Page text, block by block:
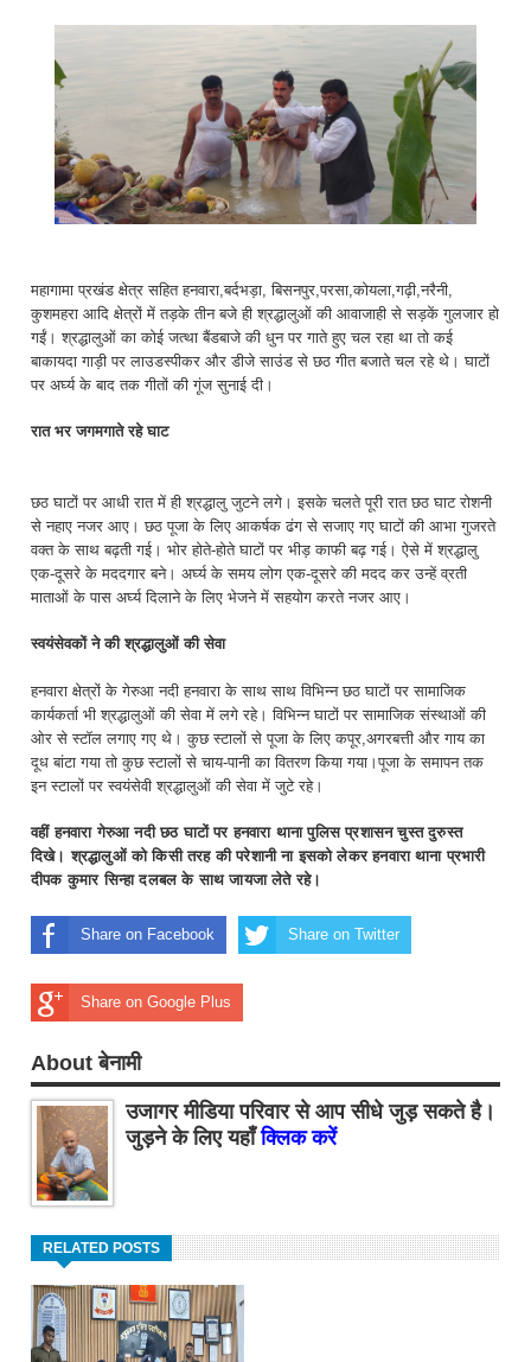
महागामा प्रखंड क्षेत्र सहित हनवारा,बर्दभड़ा, बिसनपुर,परसा,कोयला,गढ़ी,नरैनी,
कुशमहरा आदि क्षेत्रों में तड़के तीन बजे ही श्रद्धालुओं की आवाजाही से सड़कें गुलजार हो
गईं। श्रद्धालुओं का कोई जत्था बैंडबाजे की धुन पर गाते हुए चल रहा था तो कई
बाकायदा गाड़ी पर लाउडस्पीकर और डीजे साउंड से छठ गीत बजाते चल रहे थे। घाटों
पर अर्घ्य के बाद तक गीतों की गूंज सुनाई दी।
रात भर जगमगाते रहे घाट
छठ घाटों पर आधी रात में ही श्रद्धालु जुटने लगे। इसके चलते पूरी रात छठ घाट रोशनी
से नहाए नजर आए। छठ पूजा के लिए आकर्षक ढंग से सजाए गए घाटों की आभा गुजरते
वक्त के साथ बढ़ती गई। भोर होते-होते घाटों पर भीड़ काफी बढ़ गई। ऐसे में श्रद्धालु
एक-दूसरे के मददगार बने। अर्घ्य के समय लोग एक-दूसरे की मदद कर उन्हें व्रती
माताओं के पास अर्घ्य दिलाने के लिए भेजने में सहयोग करते नजर आए।
स्वयंसेवकों ने की श्रद्धालुओं की सेवा
हनवारा क्षेत्रों के गेरुआ नदी हनवारा के साथ साथ विभिन्न छठ घाटों पर सामाजिक
कार्यकर्ता भी श्रद्धालुओं की सेवा में लगे रहे। विभिन्न घाटों पर सामाजिक संस्थाओं की
ओर से स्टॉल लगाए गए थे। कुछ स्टालों से पूजा के लिए कपूर,अगरबत्ती और गाय का
दूध बांटा गया तो कुछ स्टालों से चाय-पानी का वितरण किया गया।पूजा के समापन तक
इन स्टालों पर स्वयंसेवी श्रद्धालुओं की सेवा में जुटे रहे।
वहीं हनवारा गेरुआ नदी छठ घाटों पर हनवारा थाना पुलिस प्रशासन चुस्त दुरुस्त
दिखे। श्रद्धालुओं को किसी तरह की परेशानी ना इसको लेकर हनवारा थाना प्रभारी
दीपक कुमार सिन्हा दलबल के साथ जायजा लेते रहे।
Share on Facebook Share on Twitter
Share on Google Plus
About बेनामी
उजागर मीडिया परिवार से आप सीधे जुड़ सकते है।
जुड़ने के लिए यहाँक्लिक करें
RELATED POSTS